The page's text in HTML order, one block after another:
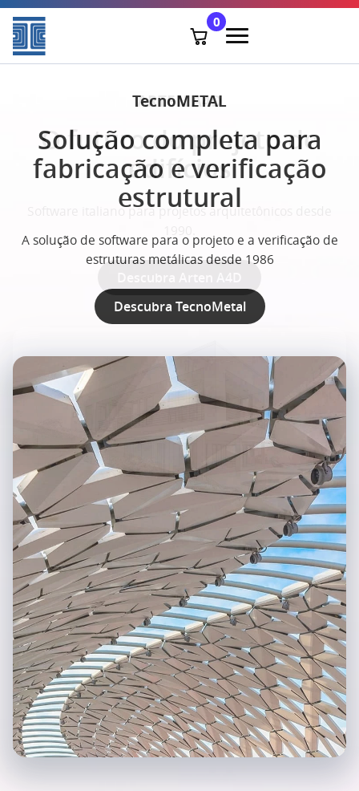
0
TecnoMETAL
Solução completa para
fabricação e verificação
estrutural
A solução de software para o projeto e a verificação de
estruturas metálicas desde 1986
Descubra TecnoMetal
ARTEN A4D
O futuro do projeto de
edifícios
Software italiano para projetos arquitetônicos desde
TECNOCAM
Optimización de la
producción
Software para la gestión de la producción, desde